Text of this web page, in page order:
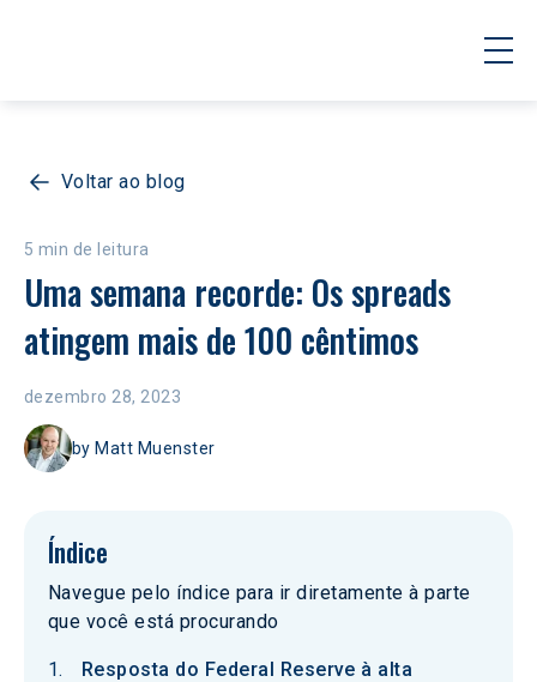
Voltar ao blog
5 min de leitura
Uma semana recorde: Os spreads
atingem mais de 100 cêntimos
dezembro 28, 2023
by Matt Muenster
Índice
Navegue pelo índice para ir diretamente à parte
que você está procurando
Resposta do Federal Reserve à alta